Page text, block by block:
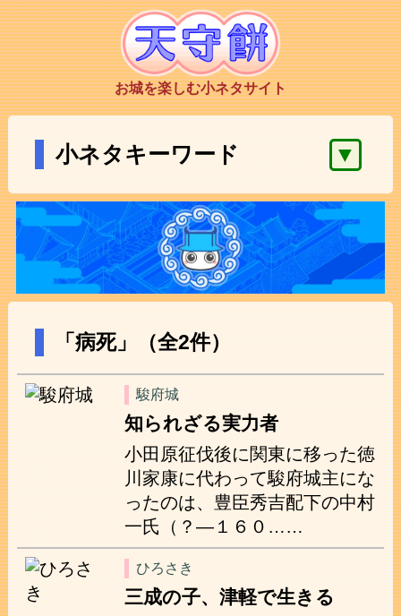
お城を楽しむ小ネタサイト
小ネタキーワード ▼
「病死」（全2件）
駿府城
知られざる実力者
小田原征伐後に関東に移った徳
川家康に代わって駿府城主にな
ったのは、豊臣秀吉配下の中村
一氏（？―１６０……
ひろさき
三成の子、津軽で生きる